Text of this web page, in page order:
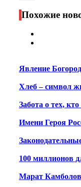
Print
Похожие
Явление
Хлеб – символ
Забота о тех,
Имени Героя
100 миллионов
Марат Камболов